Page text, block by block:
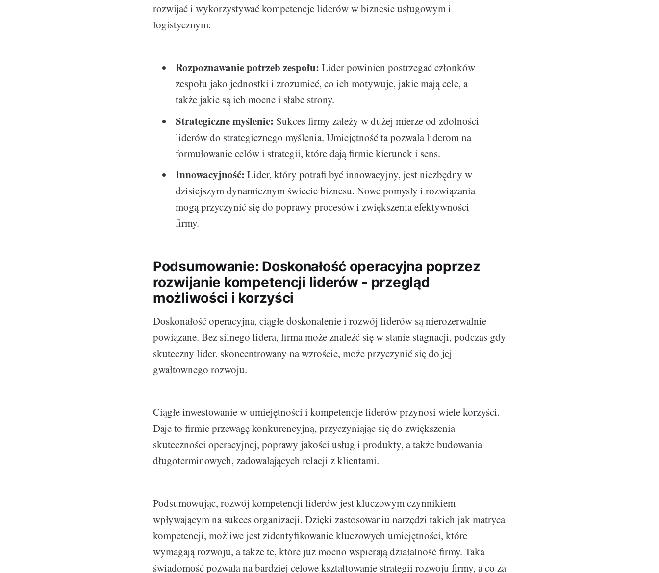
rozwijać i wykorzystywać kompetencje liderów w biznesie usługowym i
logistycznym:
Rozpoznawanie potrzeb zespołu: Lider powinien postrzegać członków
zespołu jako jednostki i zrozumieć, co ich motywuje, jakie mają cele, a
także jakie są ich mocne i słabe strony.
Strategiczne myślenie: Sukces firmy zależy w dużej mierze od zdolności
liderów do strategicznego myślenia. Umiejętność ta pozwala liderom na
formułowanie celów i strategii, które dają firmie kierunek i sens.
Innowacyjność: Lider, który potrafi być innowacyjny, jest niezbędny w
dzisiejszym dynamicznym świecie biznesu. Nowe pomysły i rozwiązania
mogą przyczynić się do poprawy procesów i zwiększenia efektywności
firmy.
Podsumowanie: Doskonałość operacyjna poprzez
rozwijanie kompetencji liderów - przegląd
możliwości i korzyści
Doskonałość operacyjna, ciągłe doskonalenie i rozwój liderów są nierozerwalnie
powiązane. Bez silnego lidera, firma może znaleźć się w stanie stagnacji, podczas gdy
skuteczny lider, skoncentrowany na wzroście, może przyczynić się do jej
gwałtownego rozwoju.
Ciągłe inwestowanie w umiejętności i kompetencje liderów przynosi wiele korzyści.
Daje to firmie przewagę konkurencyjną, przyczyniając się do zwiększenia
skuteczności operacyjnej, poprawy jakości usług i produkty, a także budowania
długoterminowych, zadowalających relacji z klientami.
Podsumowując, rozwój kompetencji liderów jest kluczowym czynnikiem
wpływającym na sukces organizacji. Dzięki zastosowaniu narzędzi takich jak matryca
kompetencji, możliwe jest zidentyfikowanie kluczowych umiejętności, które
wymagają rozwoju, a także te, które już mocno wspierają działalność firmy. Taka
świadomość pozwala na bardziej celowe kształtowanie strategii rozwoju firmy, a co za